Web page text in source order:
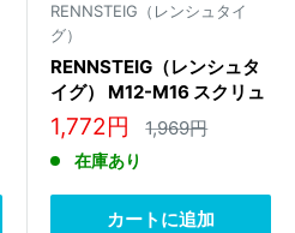
RENNSTEIG（レンシュタイ
グ）
RENNSTEIG（レンシュタ
イグ） M12-M16 スクリュ
ーエキストラクター 471
004 3
販
売
価
格
1,772円 通
常
1,969円
在庫あり
カートに追加